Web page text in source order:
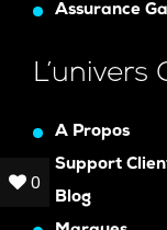
Assurance
L’univers
A Propos
Support
Blog
0
0